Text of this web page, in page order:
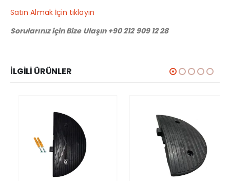
Satın Almak İçin tıklayın
Sorularınız için Bize Ulaşın +90 212 909 12 28
İLGILI ÜRÜNLER